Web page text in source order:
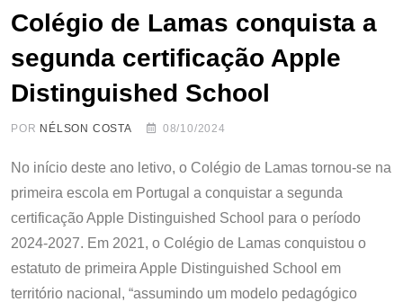
Colégio de Lamas conquista a
segunda certificação Apple
Distinguished School
POR NÉLSON COSTA 08/10/2024
No início deste ano letivo, o Colégio de Lamas tornou-se na
primeira escola em Portugal a conquistar a segunda
certificação Apple Distinguished School para o período
2024-2027. Em 2021, o Colégio de Lamas conquistou o
estatuto de primeira Apple Distinguished School em
território nacional, “assumindo um modelo pedagógico